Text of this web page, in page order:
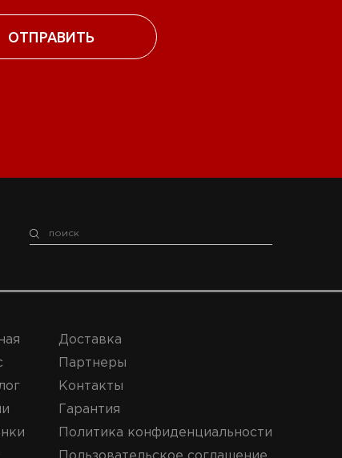
Доставка
Партнеры
Контакты
Гарантия
Политика конфиденциальности